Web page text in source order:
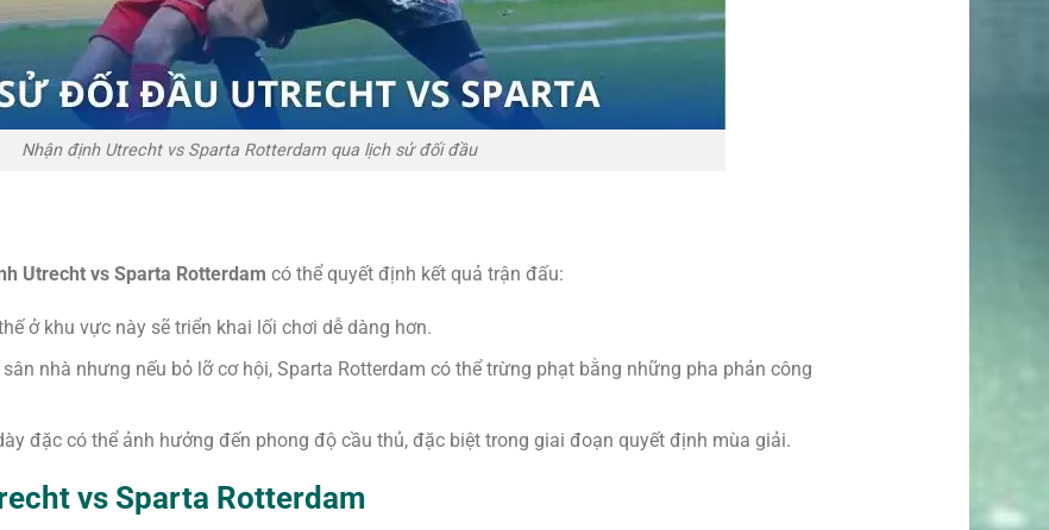
Nhận định Utrecht vs Sparta Rotterdam qua lịch sử đối đầu
Utrecht vs Sparta Rotterdam có thể quyết định kết quả trận đấu:
ở khu vực này sẽ triển khai lối chơi dễ dàng hơn.
nhà nhưng nếu bỏ lỡ cơ hội, Sparta Rotterdam có thể trừng phạt bằng những pha phản công
đặc có thể ảnh hưởng đến phong độ cầu thủ, đặc biệt trong giai đoạn quyết định mùa giải.
vs Sparta Rotterdam